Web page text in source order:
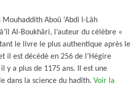
Mouhaddith Aboû ‘Abdi l-Lâh
Al-Boukhâri, l’auteur du célèbre «
le livre le plus authentique après le
il est décédé en 256 de l’Hégire
dans la science du hadîth. Voir la